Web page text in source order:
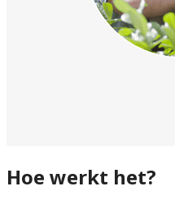
Hoe werkt het?